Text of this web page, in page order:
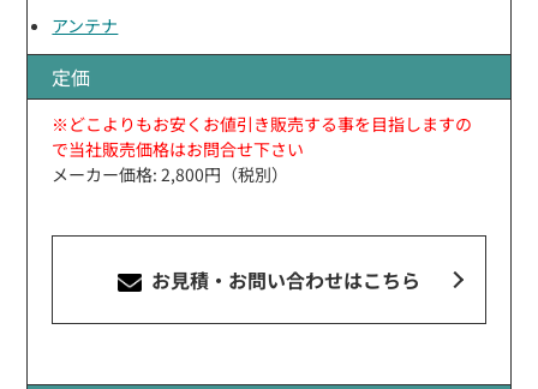
アンテナ
定価
※どこよりもお安くお値引き販売する事を目指しますの
で当社販売価格はお問合せ下さい
メーカー価格: 2,800円（税別）
お見積・お問い合わせはこちら